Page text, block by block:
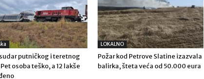
putničkog i teretnog
osoba teško, a 12 lakše
LOKALNO
Požar kod Petrove Slatine izazvala
balirka, šteta veća od 50.000 eura